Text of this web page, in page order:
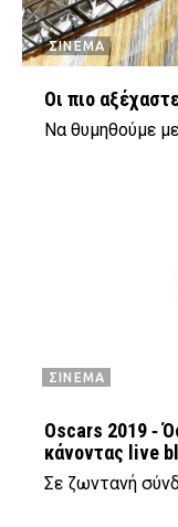
ΣΙΝΕΜΑ
Οι πιο
Να θυμηθούμε
ΣΙΝΕΜΑ
Oscars 2019 ‑
κάνοντας live
Σε ζωντανή